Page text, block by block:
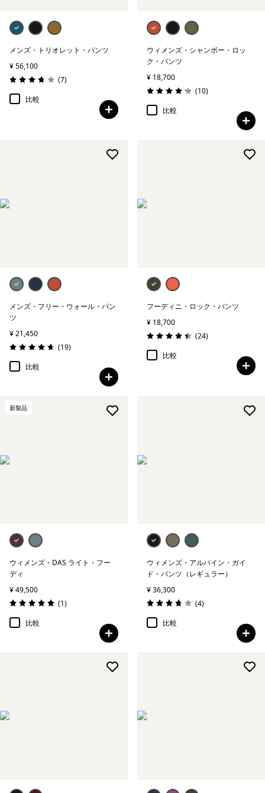
メンズ・トリオレット・パンツ
¥ 56,100
評価: 3.7 / 5
(7レビュー
)
比較
ウィメンズ・シャンボー・ロッ
ク・パンツ
¥ 18,700
評価: 4.2 / 5
(10レビュー
)
比較
メンズ・フリー・ウォール・パン
ツ
¥ 21,450
評価: 4.6 / 5
(19レビュー
)
比較
フーディニ・ロック・パンツ
¥ 18,700
評価: 4.4 / 5
(24レビュー
)
比較
新製品
ウィメンズ・DAS ライト・フー
ディ
¥ 49,500
評価: 5.0 / 5
(1レビュー
)
比較
ウィメンズ・アルパイン・ガイ
ド・パンツ（レギュラー）
¥ 36,300
評価: 3.8 / 5
(4レビュー
)
比較